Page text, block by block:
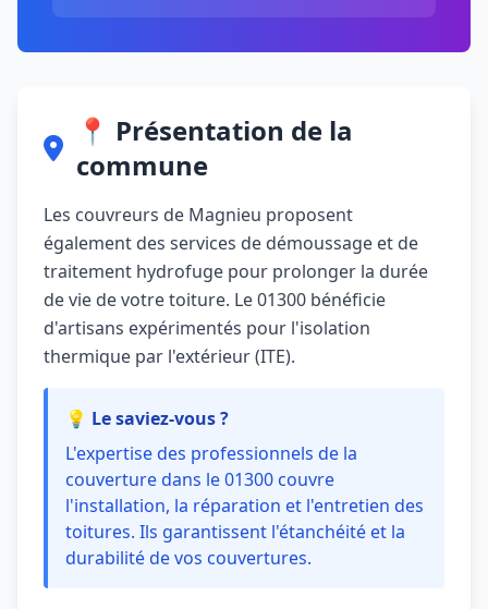
📍 Présentation de la
commune
Les couvreurs de Magnieu proposent
également des services de démoussage et de
traitement hydrofuge pour prolonger la durée
de vie de votre toiture. Le 01300 bénéficie
d'artisans expérimentés pour l'isolation
thermique par l'extérieur (ITE).
💡 Le saviez-vous ?
L'expertise des professionnels de la
couverture dans le 01300 couvre
l'installation, la réparation et l'entretien des
toitures. Ils garantissent l'étanchéité et la
durabilité de vos couvertures.